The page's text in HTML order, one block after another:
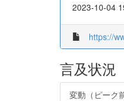
2023-10-04
https://
言及状況
変動（ピーク